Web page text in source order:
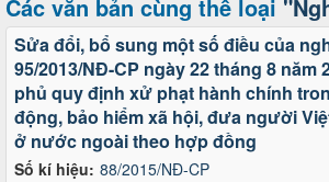
Các văn bản cùng thể loại
Số kí hiệu: 88/2015/NĐ-CP
Sửa đổi, bổ sung một số điều của
95/2013/NĐ-CP ngày 22 tháng 8 năm
phủ quy định xử phạt hành chính
động, bảo hiểm xã hội, đưa người
ở nước ngoài theo hợp đồng